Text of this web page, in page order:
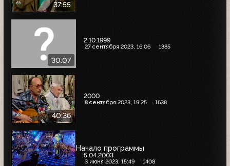
37:55
30:07
2.10.1999
27 сентября 2023, 16:06 1385
40:36
2000
8 сентября 2023, 19:25 1638
Начало программы
5.04.2003
3 июня 2023, 15:49 1408